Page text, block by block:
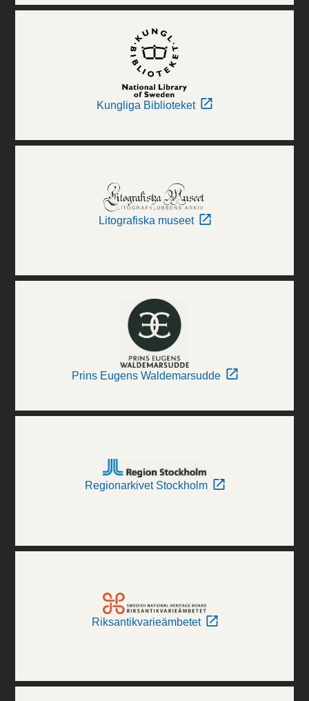
Kungliga Biblioteket
Litografiska museet
Prins Eugens Waldemarsudde
Regionarkivet Stockholm
Riksantikvarieämbetet